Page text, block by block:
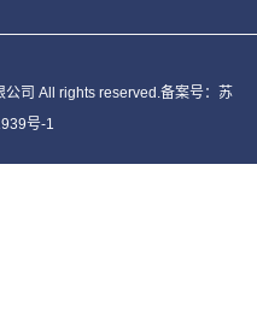
司 All rights reserved.备案号：
苏
号-1